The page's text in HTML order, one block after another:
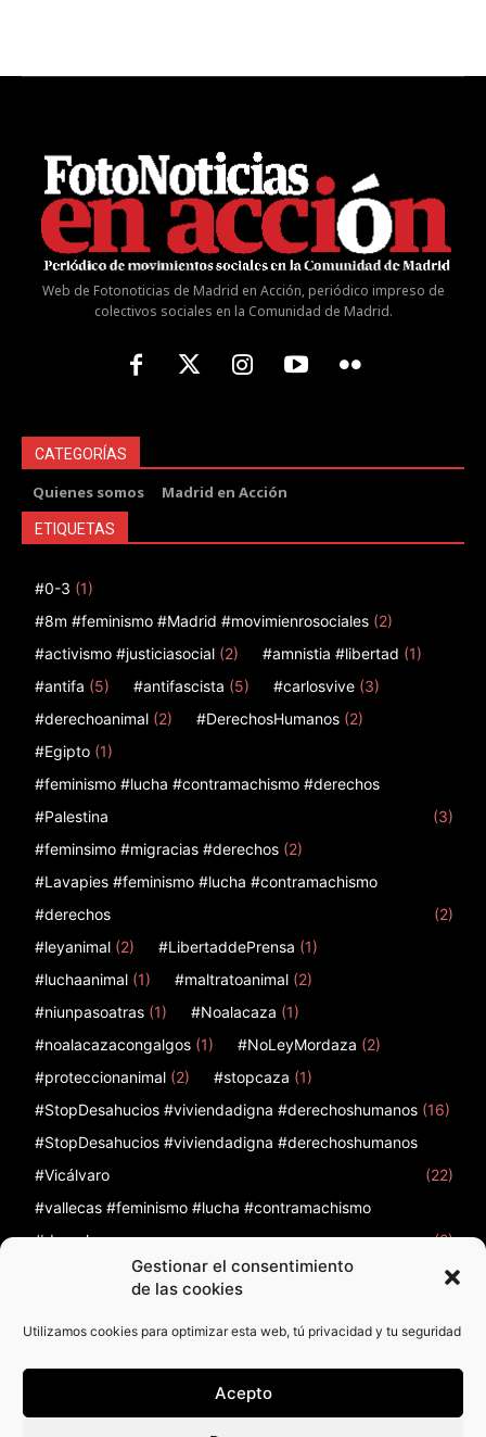
Gestionar el consentimiento
de las cookies
Utilizamos cookies para optimizar esta web, tú privacidad y tu seguridad
Acepto
Web de Fotonoticias de Madrid en Acción, periódico impreso de
colectivos sociales en la Comunidad de Madrid.
CATEGORÍAS
Quienes somos Madrid en Acción
ETIQUETAS
#0-3 (1)
#8m #feminismo #Madrid #movimienrosociales (2)
#activismo #justiciasocial (2) #amnistia #libertad (1)
#antifa (5) #antifascista (5) #carlosvive (3)
#derechoanimal (2) #DerechosHumanos (2)
#Egipto (1)
#feminismo #lucha #contramachismo #derechos
#Palestina
(3)
#feminsimo #migracias #derechos (2)
#Lavapies #feminismo #lucha #contramachismo
#derechos
(2)
#leyanimal (2) #LibertaddePrensa (1)
#luchaanimal (1) #maltratoanimal (2)
#niunpasoatras (1) #Noalacaza (1)
#noalacazacongalgos (1) #NoLeyMordaza (2)
#proteccionanimal (2) #stopcaza (1)
#StopDesahucios #viviendadigna #derechoshumanos (16)
#StopDesahucios #viviendadigna #derechoshumanos
#Vicálvaro
(22)
#vallecas #feminismo #lucha #contramachismo
#derechos
(2)
12 de febrero (1) 12F (1) 12octubre